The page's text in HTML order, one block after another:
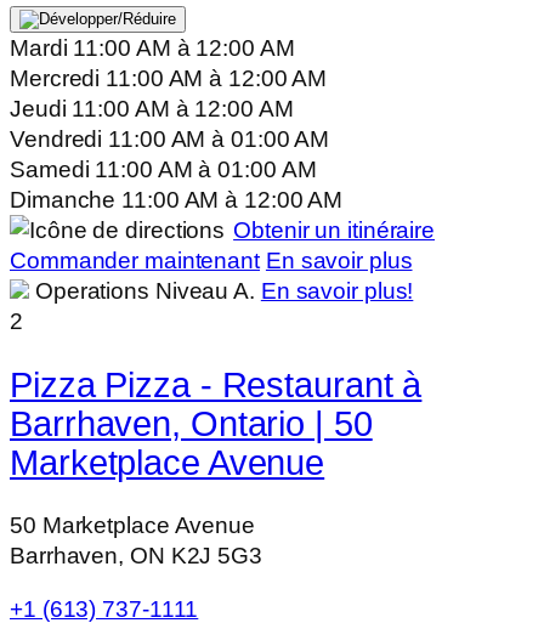
Mardi 11:00 AM à 12:00 AM
Mercredi 11:00 AMà 12:00 AM
Jeudi 11:00 AM à 12:00 AM
Vendredi 11:00 AMà 01:00 AM
Samedi 11:00 AMà 01:00 AM
Dimanche 11:00 AMà 12:00 AM
Obtenir un itinéraire
Commander maintenant En savoir plus
Operations Niveau A. En savoir plus!
2
Pizza Pizza - Restaurant à
Barrhaven, Ontario | 50
Marketplace Avenue
50 Marketplace Avenue
Barrhaven, ON K2J 5G3
+1 (613) 737-1111